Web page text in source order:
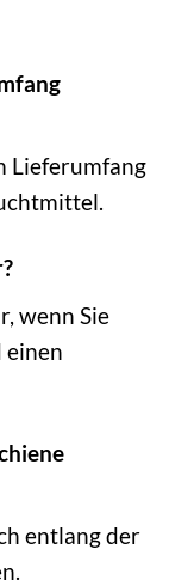
Lieferumfang
wenn Sie
entlang der